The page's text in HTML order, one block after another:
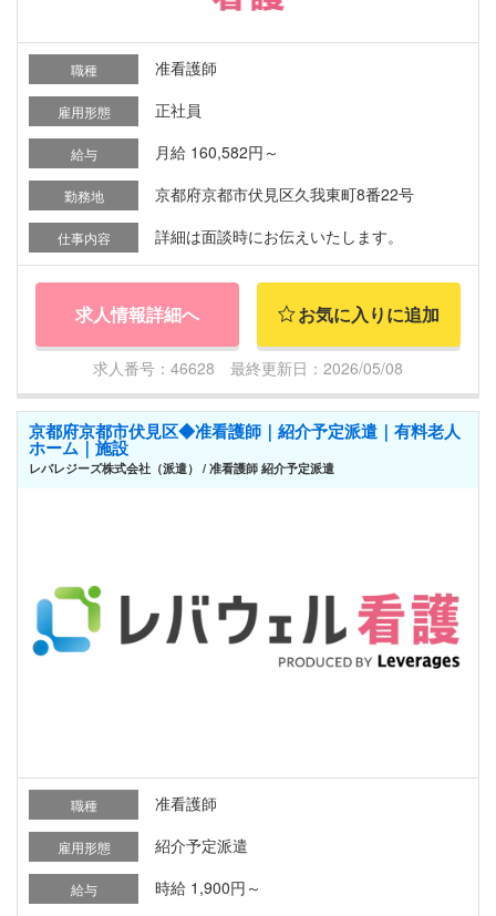
職種 准看護師
雇用形態 正社員
給与 月給 160,582円～
勤務地 京都府京都市伏見区久我東町8番22号
仕事内容 詳細は面談時にお伝えいたします。
求人情報詳細へ お気に入りに追加
求人番号：46628 最終更新日：2026/05/08
京都府京都市伏見区◆准看護師｜紹介予定派遣｜有料老人
ホーム｜施設
レバレジーズ株式会社（派遣） / 准看護師 紹介予定派遣
職種 准看護師
雇用形態 紹介予定派遣
給与 時給 1,900円～